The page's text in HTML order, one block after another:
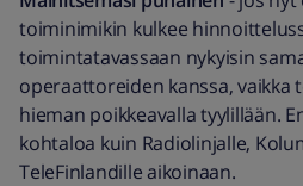
toiminimikin kulkee
toimintatavassaan nykyisin
operaattoreiden kanssa, vaikka
hieman poikkeavalla tyylillään.
kohtaloa kuin Radiolinjalle,
TeleFinlandille aikoinaan.